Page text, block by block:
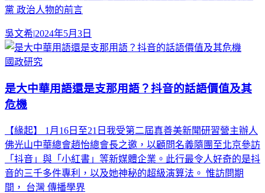
黨 政治人物的前言
吳文希|2024年5月3日
國政研究
是大中華用語還是支那用語？抖音的話語價值及其
危機
【緣起】 1月16日至21日我受第二屆真善美新聞研習營主辦人
佛光山中華總會趙怡總會長之邀，以顧問名義隨團至北京參訪
「抖音」與「小紅書」等新媒體企業。此行最令人好奇的是抖
音的三千多件專利，以及她神秘的超級演算法。 惟訪問期
間， 台灣 傳播學界